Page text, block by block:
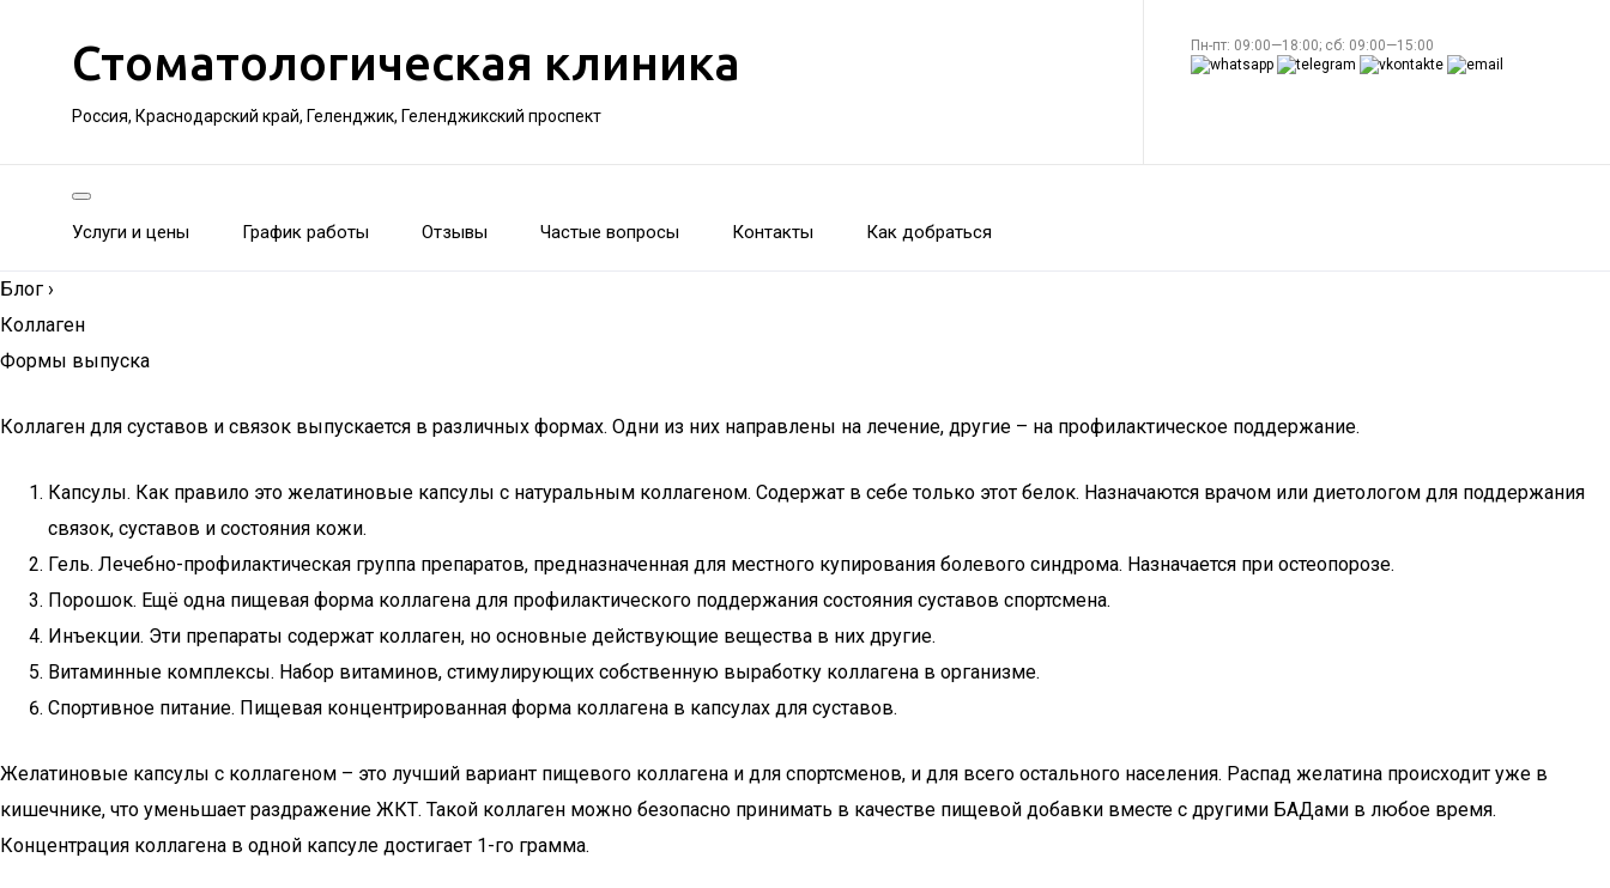
Стоматологическая клиника
Россия, Краснодарский край, Геленджик, Геленджикский проспект
Пн-пт: 09:00—18:00; сб: 09:00—15:00
Услуги и цены График работы Отзывы Частые вопросы Контакты Как добраться
Блог ›
Коллаген
Формы выпуска
Коллаген для суставов и связок выпускается в различных формах. Одни из них направлены на лечение, другие – на профилактическое поддержание.
Капсулы. Как правило это желатиновые капсулы с натуральным коллагеном. Содержат в себе только этот белок. Назначаются врачом или диетологом для поддержания
связок, суставов и состояния кожи.
Гель. Лечебно-профилактическая группа препаратов, предназначенная для местного купирования болевого синдрома. Назначается при остеопорозе.
Порошок. Ещё одна пищевая форма коллагена для профилактического поддержания состояния суставов спортсмена.
Инъекции. Эти препараты содержат коллаген, но основные действующие вещества в них другие.
Витаминные комплексы. Набор витаминов, стимулирующих собственную выработку коллагена в организме.
Спортивное питание. Пищевая концентрированная форма коллагена в капсулах для суставов.
Желатиновые капсулы с коллагеном – это лучший вариант пищевого коллагена и для спортсменов, и для всего остального населения. Распад желатина происходит уже в
кишечнике, что уменьшает раздражение ЖКТ. Такой коллаген можно безопасно принимать в качестве пищевой добавки вместе с другими БАДами в любое время.
Концентрация коллагена в одной капсуле достигает 1-го грамма.